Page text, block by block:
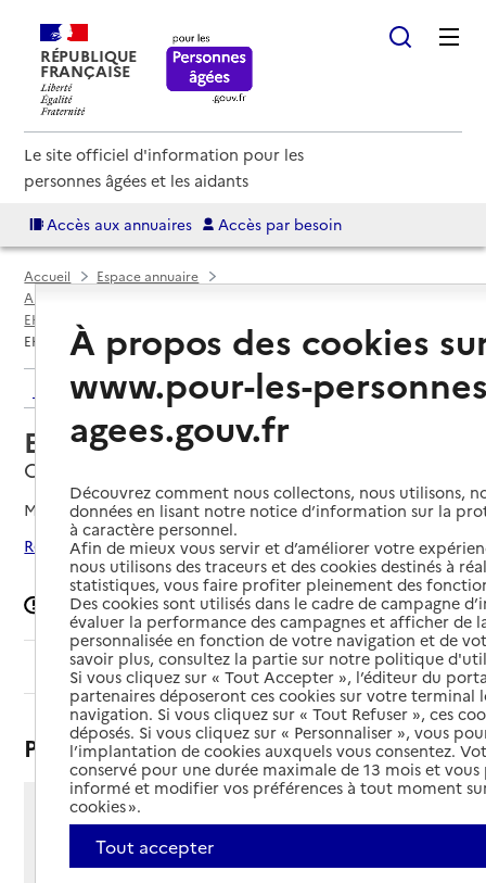
RÉPUBLIQUE
FRANÇAISE
Le site officiel d'information pour les
personnes âgées et les aidants
Accès aux annuaires Accès par besoin
Accueil
Espace annuaire
Annuaire EHPAD et maisons de retraite
EHPAD par département
EHPAD la Roselière
Retour aux résultats de l'annuaire
EHPAD la Roselière
Calais, PAS-DE-CALAIS
Mis à jour le16/03/2026
Rechercher les établissements autour de Calais
Signaler une erreur
Sommaire
Présentation
Boulevard des Justes
62100 - Calais
Voir itinéraire
À propos des cookies
www.pour-les-
agees.gouv.fr
Découvrez comment nous collectons, nous utilisons,
données en lisant notre notice d’information sur la
à caractère personnel.
Afin de mieux vous servir et d’améliorer votre
nous utilisons des traceurs et des cookies destinés à
statistiques, vous faire profiter pleinement des
Des cookies sont utilisés dans le cadre de campagne
évaluer la performance des campagnes et afficher de
personnalisée en fonction de votre navigation et de
savoir plus, consultez la partie sur notre politique
Si vous cliquez sur « Tout Accepter », l’éditeur du
partenaires déposeront ces cookies sur votre terminal
navigation. Si vous cliquez sur « Tout Refuser », ces
déposés. Si vous cliquez sur « Personnaliser », vous
l’implantation de cookies auxquels vous consentez.
conservé pour une durée maximale de 13 mois et
informé et modifier vos préférences à tout moment
cookies ».
Tout accepter